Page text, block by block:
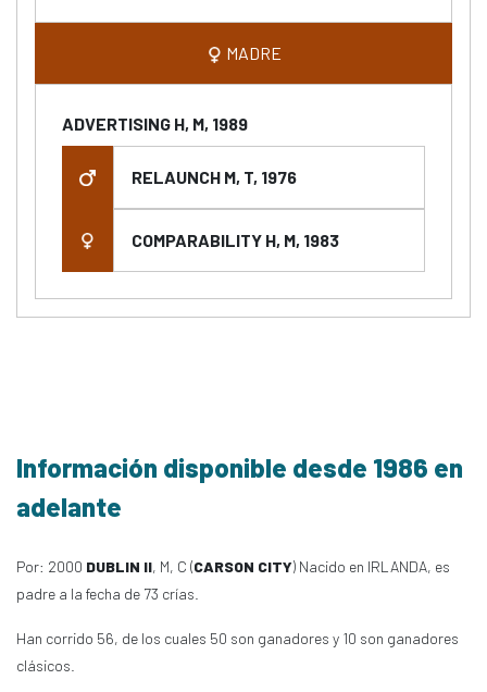
MADRE
ADVERTISING H, M, 1989
RELAUNCH M, T, 1976
COMPARABILITY H, M, 1983
Información disponible desde 1986 en
adelante
Por: 2000 DUBLIN II, M, C (CARSON CITY) Nacido en IRLANDA, es
padre a la fecha de 73 crías.
Han corrido 56, de los cuales 50 son ganadores y 10 son ganadores
clásicos.